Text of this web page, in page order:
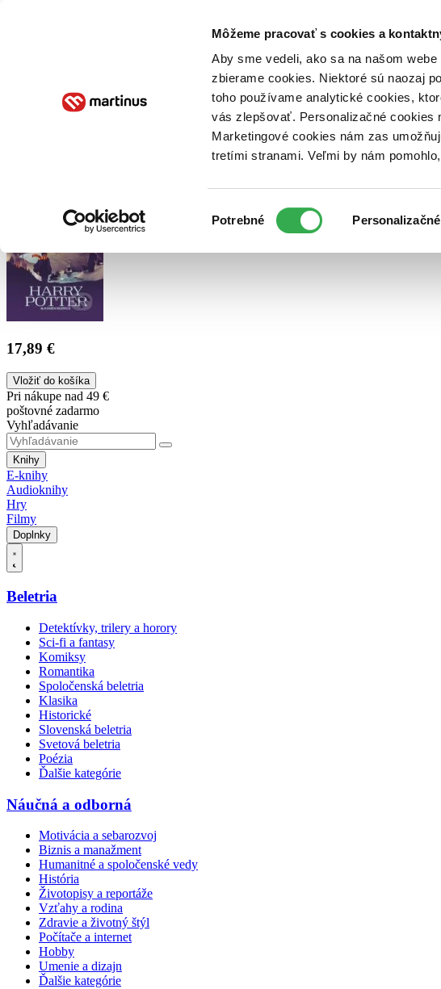
Môžeme pracovať s cookies a
Aby sme vedeli, ako sa na našom
zbierame cookies. Niektoré sú naozaj
toho používame analytické cookies,
vás zlepšovať. Personalizačné cookies
Marketingové cookies nám zas
tretími stranami. Veľmi by nám
súhlasu
Potrebné Personalizačné
Poukážky Kontakt
17,89 €
Vložiť do košíka
Pri nákupe nad 49 €
poštovné zadarmo
Vyhľadávanie
Knihy
E-knihy
Audioknihy
Hry
Filmy
Doplnky
Beletria
Detektívky, trilery a horory
Sci-fi a fantasy
Komiksy
Romantika
Spoločenská beletria
Klasika
Historické
Slovenská beletria
Svetová beletria
Poézia
Ďalšie kategórie
Náučná a odborná
Motivácia a sebarozvoj
Biznis a manažment
Humanitné a spoločenské vedy
História
Životopisy a reportáže
Vzťahy a rodina
Zdravie a životný štýl
Počítače a internet
Hobby
Umenie a dizajn
Ďalšie kategórie